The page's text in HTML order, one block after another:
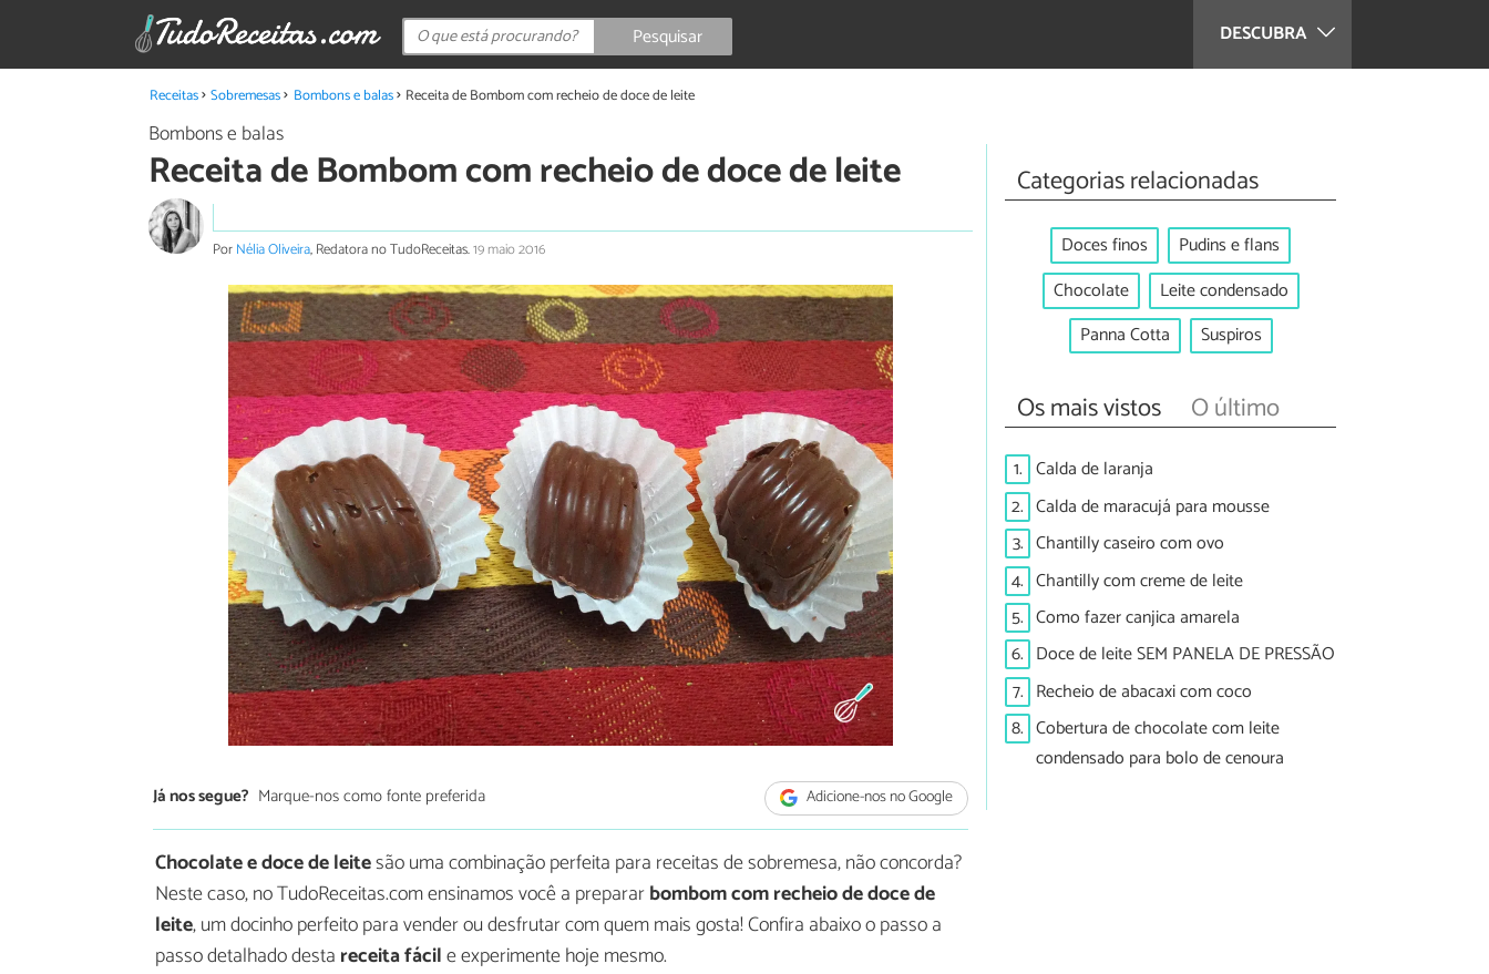
DESCUBRA
Pesquisar
Receitas Sobremesas Bombons e balas Receita de Bombom com recheio de doce de leite
Bombons e balas
Receita de Bombom com recheio de doce de leite
PorNélia Oliveira, Redatora no TudoReceitas.19 maio 2016
Já nos segue? Marque-nos como fonte preferida Adicione-nos no Google
Chocolate e doce de leitesão uma combinação perfeita para receitas de sobremesa, não concorda?
Neste caso, no TudoReceitas.com ensinamos você a prepararbombom com recheio de doce de
leite, um docinho perfeito para vender ou desfrutar com quem mais gosta! Confira abaixo o passo a
passo detalhado desta receita fácile experimente hoje mesmo.
Categorias relacionadas
Doces finos
Pudins e flans
Chocolate
Leite condensado
Panna Cotta
Suspiros
Os mais vistos O último
1. Calda de laranja
2. Calda de maracujá para mousse
3. Chantilly caseiro com ovo
4. Chantilly com creme de leite
5. Como fazer canjica amarela
6. Doce de leite SEM PANELA DE PRESSÃO
7. Recheio de abacaxi com coco
8. Cobertura de chocolate com leite
condensado para bolo de cenoura